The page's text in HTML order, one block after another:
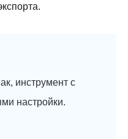
инструмент с
настройки.